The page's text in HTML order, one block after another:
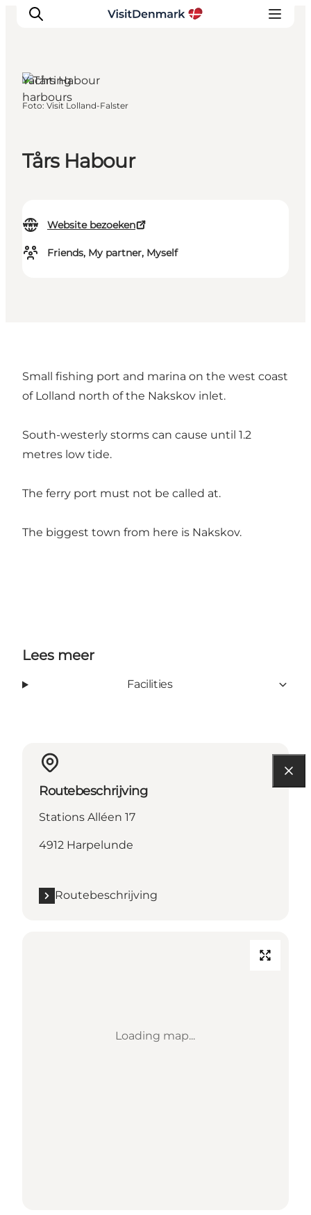
Wat te doen
Tårs Habour
Website bezoeken
Friends, My partner, Myself
Yachting
harbours
Foto: Visit Lolland-Falster
Small fishing port and marina on the west coast
of Lolland north of the Nakskov inlet.
South-westerly storms can cause until 1.2
metres low tide.
The ferry port must not be called at.
The biggest town from here is Nakskov.
Lees meer
Facilities
Routebeschrijving
Stations Alléen 17
4912 Harpelunde
Routebeschrijving
Loading map...